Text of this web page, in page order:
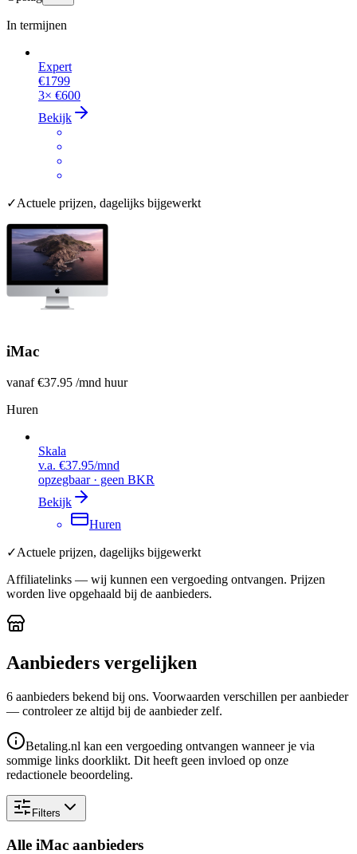
In termijnen
Expert
€1799
3× €600
Bekijk
✓Actuele prijzen, dagelijks bijgewerkt
iMac
vanaf€37.95 /mnd huur
Huren
Skala
v.a. €37.95/mnd
opzegbaar · geen BKR
Bekijk
Huren
✓Actuele prijzen, dagelijks bijgewerkt
Affiliatelinks — wij kunnen een vergoeding ontvangen. Prijzen
worden live opgehaald bij de aanbieders.
Aanbieders vergelijken
6 aanbieders bekend bij ons. Voorwaarden verschillen per aanbieder
— controleer ze altijd bij de aanbieder zelf.
Betaling.nl kan een vergoeding ontvangen wanneer je via
sommige links doorklikt. Dit heeft geen invloed op onze
redactionele beoordeling.
Filters
Alle iMac aanbieders